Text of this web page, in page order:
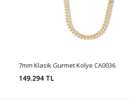
7mm Klasik Gurmet Kolye CA0036
149.294 TL